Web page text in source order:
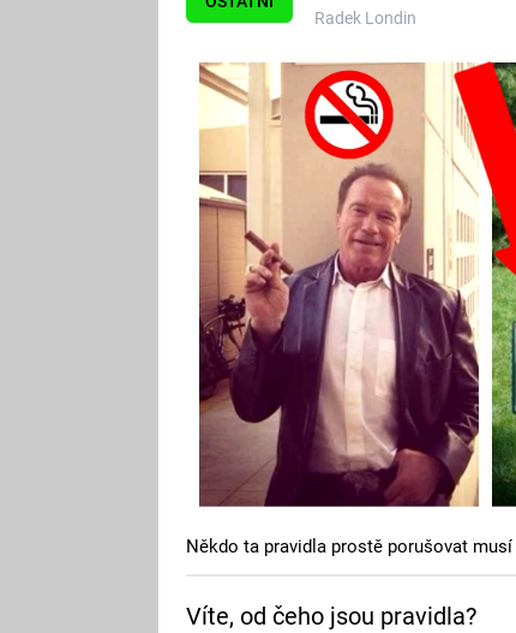
Radek Londin
Někdo ta pravidla prostě porušovat musí
Víte, od čeho jsou pravidla?